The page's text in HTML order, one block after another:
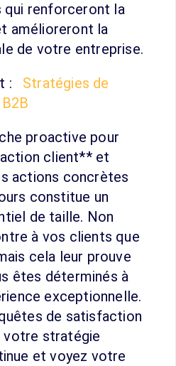
qui renforceront la
amélioreront la
de votre entreprise.
:
Stratégies de
proactive pour
client** et
actions concrètes
constitue un
de taille. Non
à vos clients que
cela leur prouve
êtes déterminés à
exceptionnelle.
de satisfaction
votre stratégie
et voyez votre